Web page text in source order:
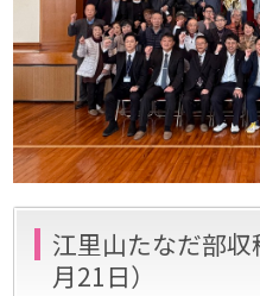
江里山たなだ部
月21日）